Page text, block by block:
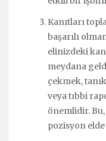
Kanıtları
başarılı
elinizdeki
meydana
çekmek,
veya tıbbi
önemlidir.
pozisyon